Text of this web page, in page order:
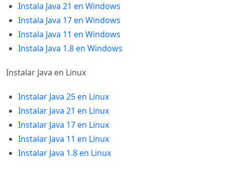
Instala Java 21 en Windows
Instala Java 17 en Windows
Instala Java 11 en Windows
Instala Java 1.8 en Windows
Instalar Java en Linux
Instalar Java 25 en Linux
Instalar Java 21 en Linux
Instalar Java 17 en Linux
Instalar Java 11 en Linux
Instalar Java 1.8 en Linux